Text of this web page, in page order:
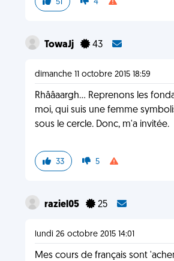
51 4
TowaJj 43
dimanche 11 octobre 2015 18:59
Rhââaargh... Reprenons les
moi, qui suis une femme
sous le cercle. Donc, m'a invitée.
33 5
raziel05 25
lundi 26 octobre 2015 14:01
Mes cours de français sont